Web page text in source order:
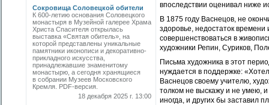
Сокровища Соловецкой обители
К 600-летию основания Соловецкого
монастыря в Музейной галерее Храма
Христа Спасителя открылась
выставка «Святая обитель», на
которой представлены уникальные
памятники иконописи и декоративно-
прикладного искусства,
принадлежавшие знаменитому
монастырю, а сегодня хранящиеся
в собрании Музеев Московского
Кремля. PDF-версия.
18 декабря 2025 г. 13:00
впоследствии оценивал ниже
В 1875 году Васнецов, не
здоровье, недостаток
совершенствоваться в
художники Репин, Суриков,
Письма художника в этот
нуждается в поддержке:
Васнецов своему учителю,
толком не выскажу и не умею,
иногда, и других бы заставил